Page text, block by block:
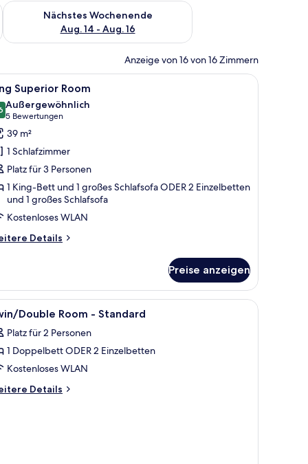
Aug. 7 - Aug. 9.
Nächstes Wochenende
Aug. 14 - Aug. 16
Überprüfe die Verfügbarkeit für nächstes Wochenende, Aug.
Anzeige von 16 von 16 Zimmern
einer Chandelier, einem Schreibtisch und einer Treppe, die
Ein Hotelzimmer mit einem Bett, zwei
3 Superior Room
von 10
Außergewöhnlich
5 Bewertungen
(5
Bewertungen)
39 m²
1 Schlafzimmer
Platz für 3 Personen
1 King-Bett und 1 großes Schlafsofa ODER 2 Einzelbetten
und 1 großes Schlafsofa
Kostenloses WLAN
Details
Preise anzeigen
einem gerahmten Bild an der Wand.
Double
8 Double Room - Standard
Platz für 2 Personen
1 Doppelbett ODER 2 Einzelbetten
Kostenloses WLAN
Details